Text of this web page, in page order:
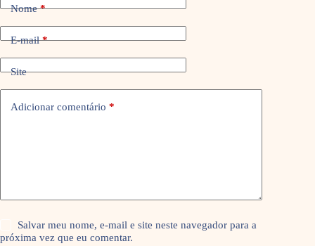
Nome*
E-mail*
Site
Adicionar comentário *
Salvar meu nome, e-mail e site neste navegador para a
próxima vez que eu comentar.